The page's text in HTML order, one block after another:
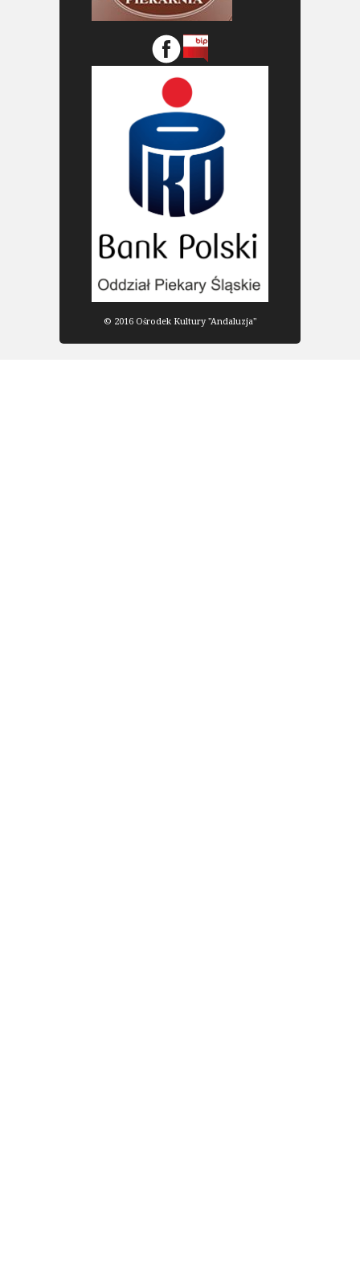
© 2016 Ośrodek Kultury "Andaluzja"